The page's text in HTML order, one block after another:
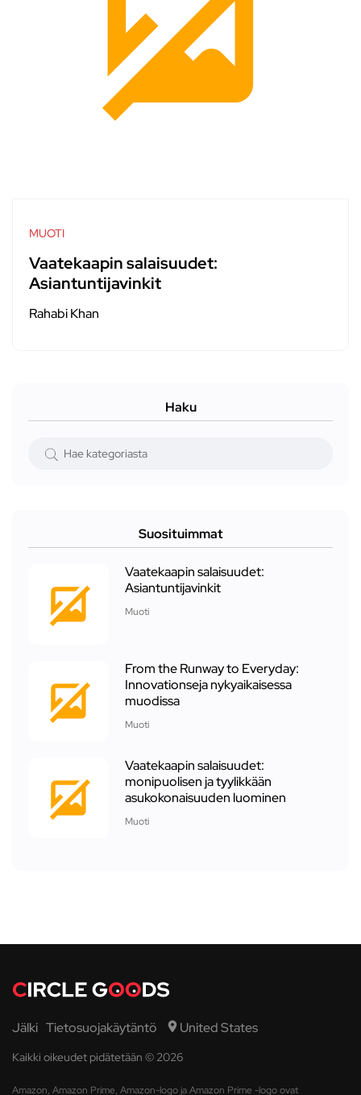
MUOTI
Vaatekaapin salaisuudet:
Asiantuntijavinkit
Rahabi Khan
Haku
Suosituimmat
Vaatekaapin salaisuudet:
Asiantuntijavinkit
Muoti
From the Runway to Everyday:
Innovationseja nykyaikaisessa
muodissa
Muoti
Vaatekaapin salaisuudet:
monipuolisen ja tyylikkään
asukokonaisuuden luominen
Muoti
Jälki Tietosuojakäytäntö United States
Kaikki oikeudet pidätetään © 2026
Amazon, Amazon Prime, Amazon-logo ja Amazon Prime -logo ovat